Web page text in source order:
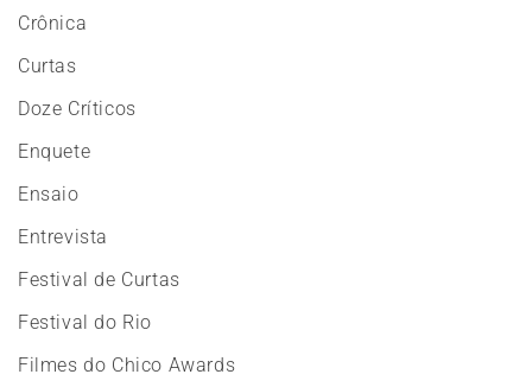
Crônica
Curtas
Doze Críticos
Enquete
Ensaio
Entrevista
Festival de Curtas
Festival do Rio
Filmes do Chico Awards